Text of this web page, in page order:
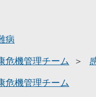
病
危機管理チーム
危機管理チーム